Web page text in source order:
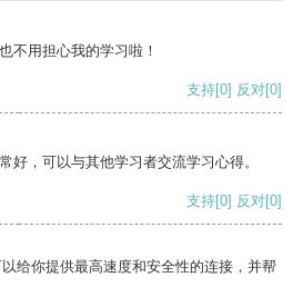
不用担心我的学习啦！
支持[0] 反对[0]
好，可以与其他学习者交流学习心得。
支持[0] 反对[0]
给你提供最高速度和安全性的连接，并帮